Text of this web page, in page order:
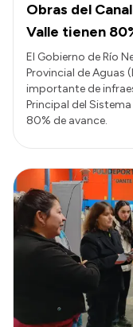
Consulta de
Consulta de
Convocatorias
Intranet
Login
Obras del
Valle tienen
El Gobierno de Río
Provincial de Aguas
importante de
Principal del
80% de avance.